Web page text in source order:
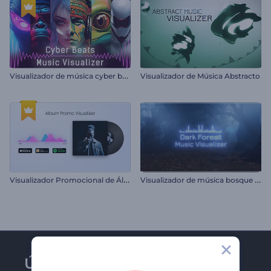
V
isualizador de música cyber beats Visualizador de Música Abstracto
V
isualizador Promocional de Álbum V
isualizador de música bosque oscuro
Únase al boletín de